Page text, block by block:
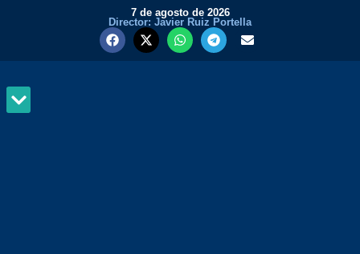
7 de agosto de 2026
Director: Javier Ruiz Portella